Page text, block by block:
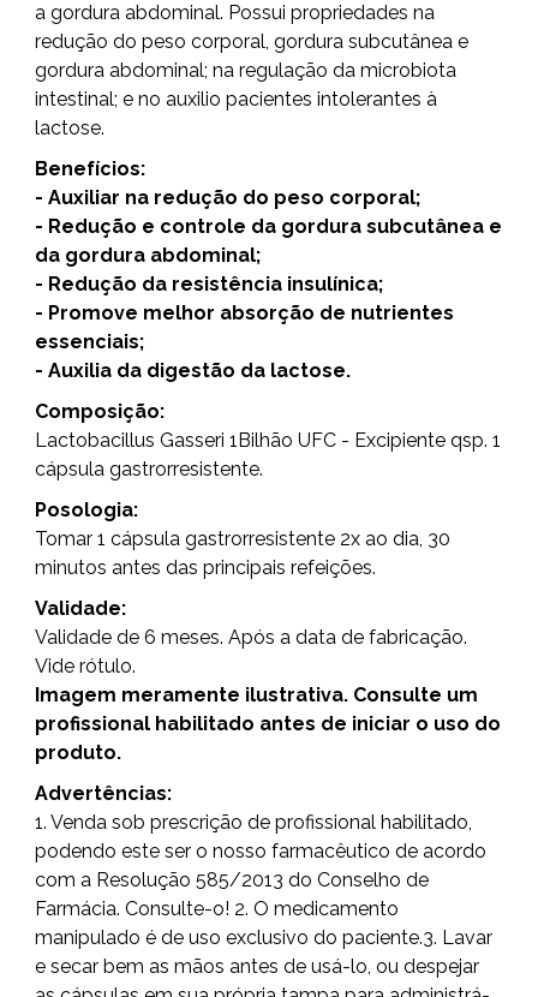
a gordura abdominal. Possui propriedades na
redução do peso corporal, gordura subcutânea e
gordura abdominal; na regulação da microbiota
intestinal; e no auxilio pacientes intolerantes à
lactose.
Benefícios:
- Auxiliar na redução do peso corporal;
- Redução e controle da gordura subcutânea e
da gordura abdominal;
- Redução da resistência insulínica;
- Promove melhor absorção de nutrientes
essenciais;
- Auxilia da digestão da lactose.
Composição:
Lactobacillus Gasseri 1Bilhão UFC - Excipiente qsp. 1
cápsula gastrorresistente.
Posologia:
Tomar 1 cápsula gastrorresistente 2x ao dia, 30
minutos antes das principais refeições.
Validade:
Validade de 6 meses. Após a data de fabricação.
Vide rótulo.
Imagem meramente ilustrativa. Consulte um
profissional habilitado antes de iniciar o uso do
produto.
Advertências:
1. Venda sob prescrição de profissional habilitado,
podendo este ser o nosso farmacêutico de acordo
com a Resolução 585/2013 do Conselho de
Farmácia. Consulte-o! 2. O medicamento
manipulado é de uso exclusivo do paciente.3. Lavar
e secar bem as mãos antes de usá-lo, ou despejar